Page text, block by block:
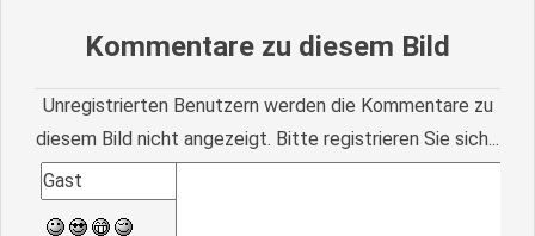
Kommentare zu diesem Bild
Unregistrierten Benutzern werden die Kommentare zu
diesem Bild nicht angezeigt. Bitte registrieren Sie sich...